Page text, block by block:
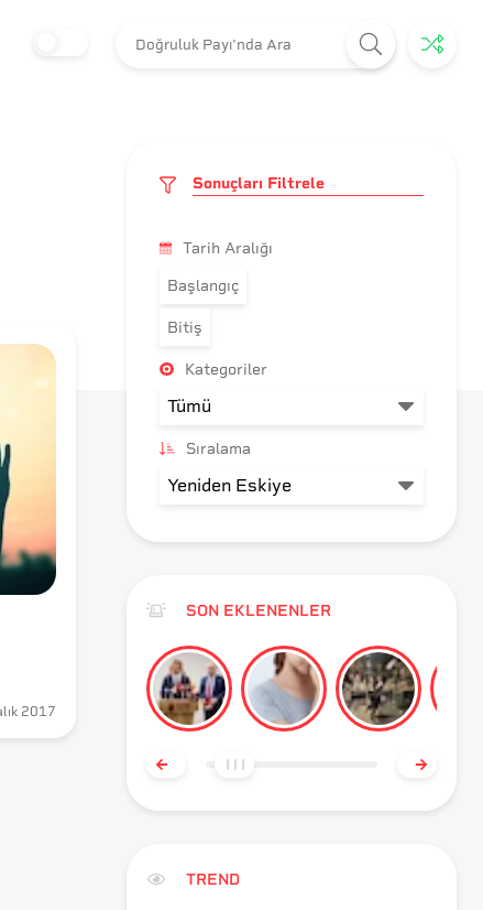
2017
Sonuçları Filtrele
Tarih Aralığı
Başlangıç
Bitiş
Kategoriler
Sıralama
SON EKLENENLER
TREND